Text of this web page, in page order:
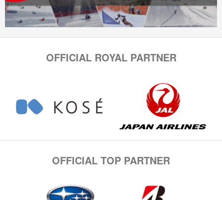
OFFICIAL ROYAL PARTNER
OFFICIAL TOP PARTNER